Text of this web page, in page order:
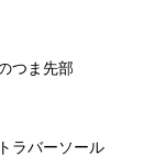
つま先部
ラバーソール